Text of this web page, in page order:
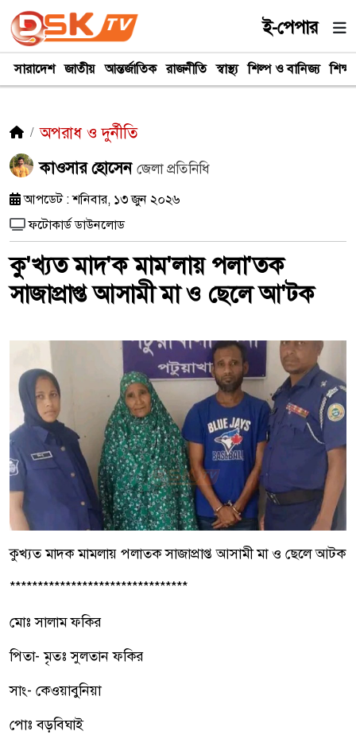
ই-পেপার
সারাদেশ জাতীয় আন্তর্জাতিক রাজনীতি স্বাস্থ্য শিল্প ও বানিজ্য শিক্ষা
অপরাধ ও দুর্নীতি
কাওসার হোসেনজেলা প্রতিনিধি
আপডেট : শনিবার, ১৩ জুন ২০২৬
ফটোকার্ড ডাউনলোড
কু'খ‍্যত মাদ'ক মাম'লায় পলা'তক
সাজাপ্রাপ্ত আসামী মা ও ছেলে আ'টক
কুখ‍্যত মাদক মামলায় পলাতক সাজাপ্রাপ্ত আসামী মা ও ছেলে আটক
********************************
মোঃ সালাম ফকির
পিতা- মৃতঃ সুলতান ফকির
সাং- কেওয়াবুনিয়া
পোঃ বড়বিঘাই